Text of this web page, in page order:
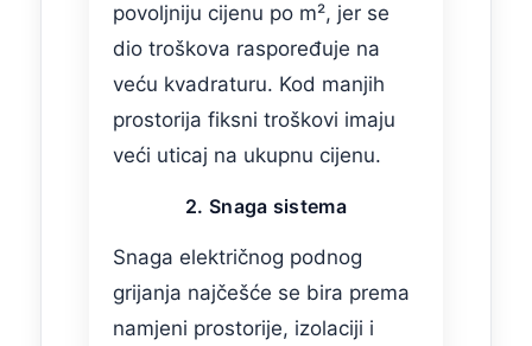
povoljniju cijenu po m², jer se
dio troškova raspoređuje na
veću kvadraturu. Kod manjih
prostorija fiksni troškovi imaju
veći uticaj na ukupnu cijenu.
2. Snaga sistema
Snaga električnog podnog
grijanja najčešće se bira prema
namjeni prostorije, izolaciji i